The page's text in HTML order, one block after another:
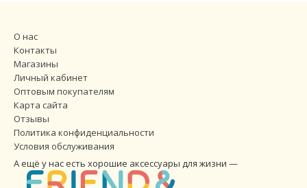
О нас
Контакты
Магазины
Личный кабинет
Оптовым покупателям
Карта сайта
Отзывы
Политика конфиденциальности
Условия обслуживания
А ещё у нас есть хорошие аксессуары для жизни —